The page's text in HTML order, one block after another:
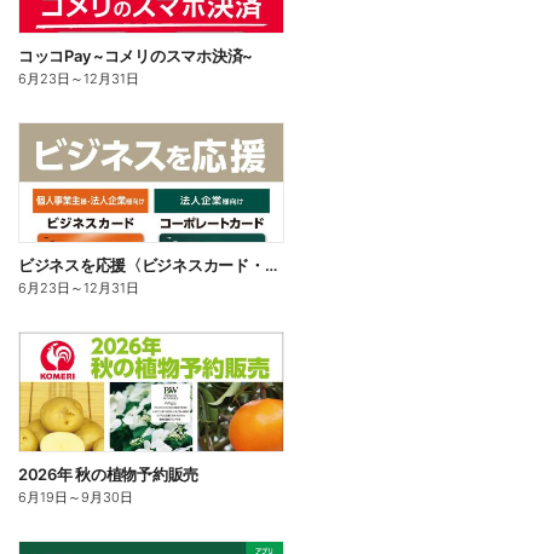
コッコPay ~コメリのスマホ決済~
6月23日 ～12月31日
ビジネスを応援〈ビジネスカード・コーポレートカード〉
6月23日 ～12月31日
2026年 秋の植物予約販売
6月19日 ～9月30日